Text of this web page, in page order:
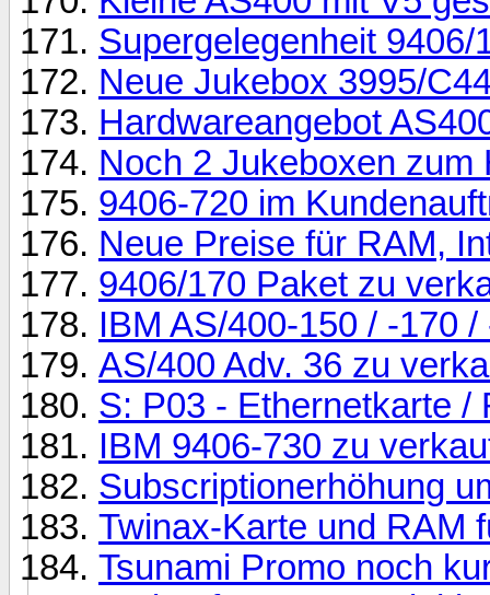
Supergelegenheit 9406/
Neue Jukebox 3995/
Hardwareangebot
Noch 2 Jukeboxen zum
9406-720 im
Neue Preise für RAM,
9406/170 Paket zu
IBM AS/400-150 / -170 /
AS/400 Adv. 36 zu
S: P03 - Ethernetkarte /
IBM 9406-730 zu
Subscriptionerhöhung
Twinax-Karte und RAM
Tsunami Promo noch